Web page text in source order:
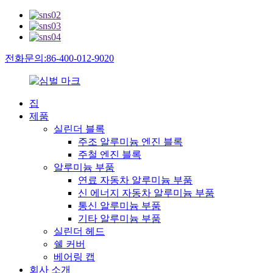
전화문의:86-400-012-9020
집
제품
실린더 블록
주조 알루미늄 엔진 블록
주철 엔진 블록
알루미늄 부품
연료 자동차 알루미늄 부품
신 에너지 자동차 알루미늄 부품
통신 알루미늄 부품
기타 알루미늄 부품
실린더 헤드
쉘 커버
베어링 캡
회사 소개